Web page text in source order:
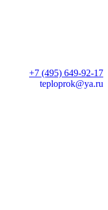
+7 (495) 649-92-17
teploprok@ya.ru